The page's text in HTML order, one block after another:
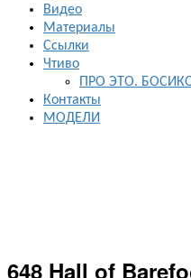
Видео
Материалы
Ссылки
Чтиво
ПРО ЭТО.
Контакты
МОДЕЛИ
648 Hall of